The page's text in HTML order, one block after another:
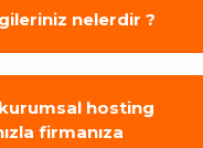
nelerdir ?
hosting